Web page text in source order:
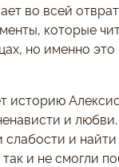
во всей
которые
но именно
историю
и
и
и не смогли